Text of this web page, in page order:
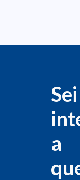
Sei
a